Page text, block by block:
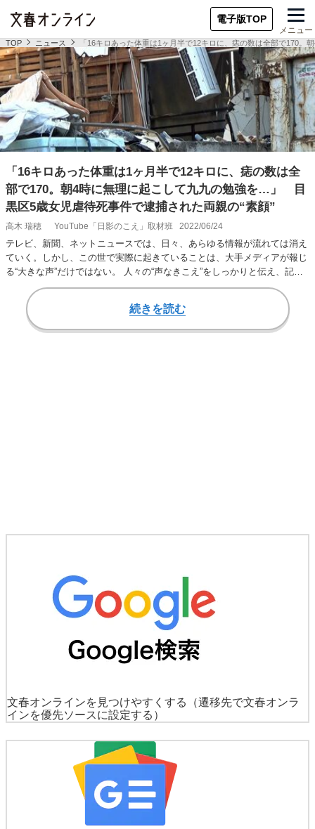
電子版TOP
メニュー
TOP ニュース 「16キロあった体重は1ヶ月半で12キロに、痣の数は全部で170
「16キロあった体重は1ヶ月半で12キロに、痣の数は全
部で170。朝4時に無理に起こして九九の勉強を…」 目
黒区5歳女児虐待死事件で逮捕された両親の“素顔”
高木 瑞穂 YouTube「日影のこえ」取材班 2022/06/24
テレビ、新聞、ネットニュースでは、日々、あらゆる情報が流れては消え
ていく。しかし、この世で実際に起きていることは、大手メディアが報じ
る“大きな声”だけではない。 人々の“声なきこえ”をしっかりと伝え、記録
に残したい…
続きを読む
文春オンラインを見つけやすくする
（遷移先で文春オンラ
インを優先ソースに設定する）